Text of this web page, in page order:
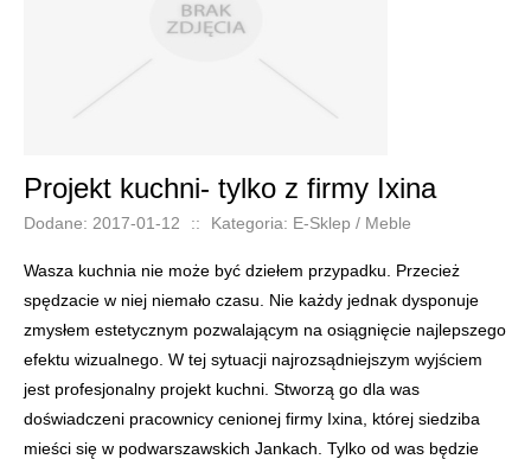
Projekt kuchni- tylko z firmy Ixina
Dodane: 2017-01-12 :: Kategoria: E-Sklep / Meble
Wasza kuchnia nie może być dziełem przypadku. Przecież
spędzacie w niej niemało czasu. Nie każdy jednak dysponuje
zmysłem estetycznym pozwalającym na osiągnięcie najlepszego
efektu wizualnego. W tej sytuacji najrozsądniejszym wyjściem
jest profesjonalny projekt kuchni. Stworzą go dla was
doświadczeni pracownicy cenionej firmy Ixina, której siedziba
mieści się w podwarszawskich Jankach. Tylko od was będzie